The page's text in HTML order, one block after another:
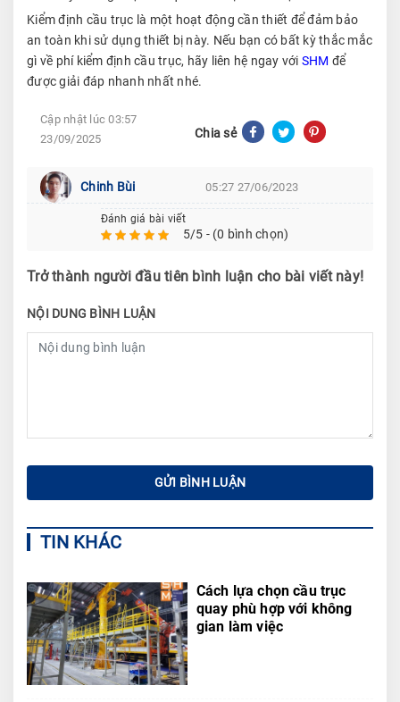
Kiểm định cầu trục là một hoạt động cần thiết để đảm bảo
an toàn khi sử dụng thiết bị này. Nếu bạn có bất kỳ thắc mắc
gì về phí kiểm định cầu trục, hãy liên hệ ngay với SHM để
được giải đáp nhanh nhất nhé.
Cập nhật lúc 03:57
23/09/2025
Chia sẻ
Chinh Bùi 05:27 27/06/2023
Đánh giá bài viết
5/5 - (0 bình chọn)
Trở thành người đầu tiên bình luận cho bài viết này!
NỘI DUNG BÌNH LUẬN
TIN KHÁC
Cách lựa chọn cầu trục
quay phù hợp với không
gian làm việc